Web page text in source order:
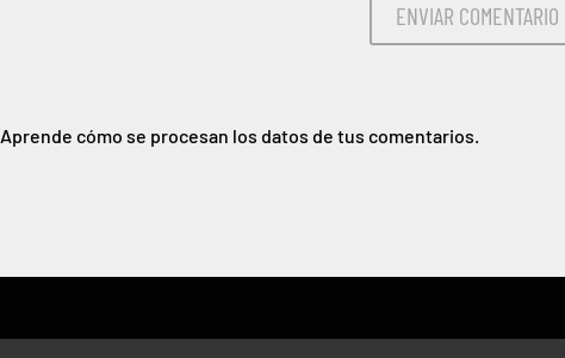
Aprende cómo se procesan los datos de tus comentarios.